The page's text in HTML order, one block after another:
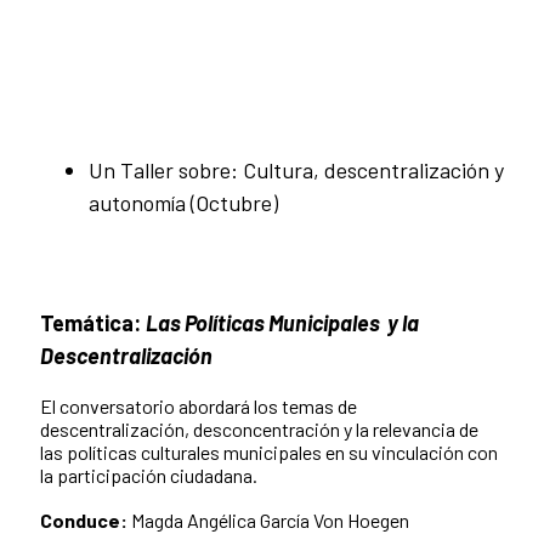
Un Taller sobre: Cultura, descentralización y
autonomía (Octubre)
Temática: Las Políticas Municipales y la
Descentralización
El conversatorio abordará los temas de
descentralización, desconcentración y la relevancia de
las políticas culturales municipales en su vinculación con
la participación ciudadana.
Conduce: Magda Angélica García Von Hoegen